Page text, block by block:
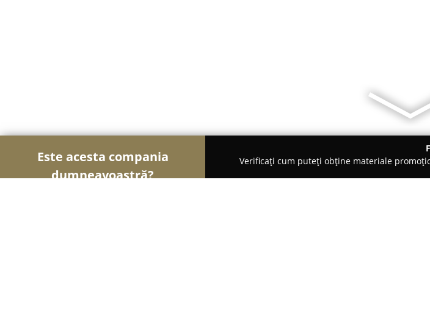
Este acesta compania
dumneavoastră?
Verificați cum puteți obține materiale